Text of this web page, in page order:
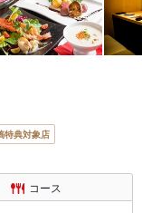
特典対象店
コース